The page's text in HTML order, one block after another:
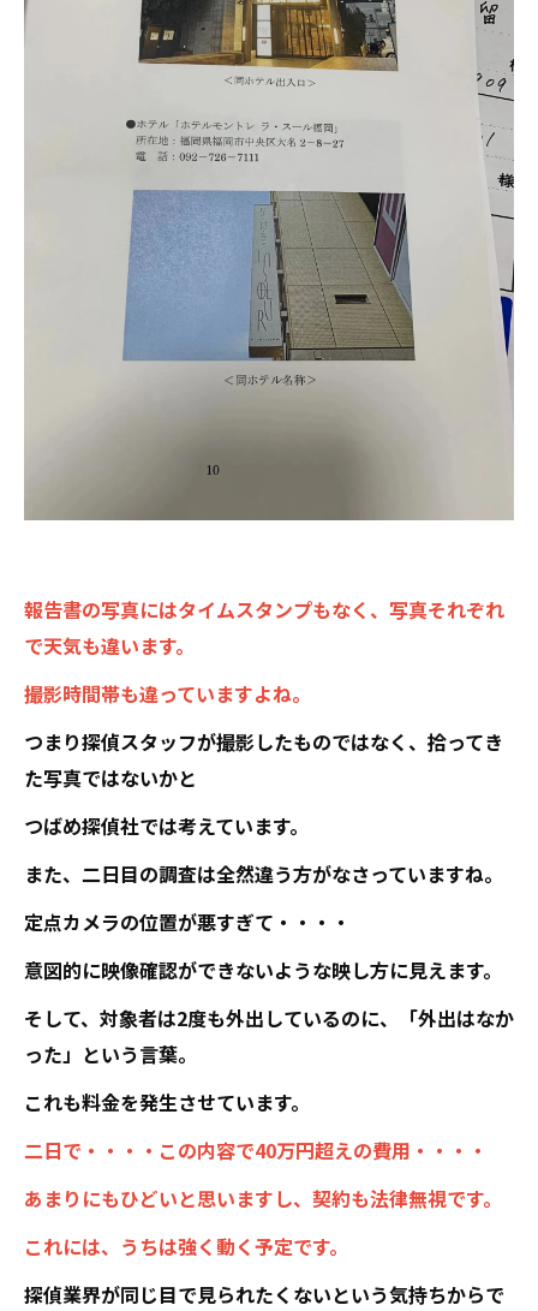
報告書の写真にはタイムスタンプもなく、写真それぞれ
で天気も違います。
撮影時間帯も違っていますよね。
つまり探偵スタッフが撮影したものではなく、拾ってき
た写真ではないかと
つばめ探偵社では考えています。
また、二日目の調査は全然違う方がなさっていますね。
定点カメラの位置が悪すぎて・・・・
意図的に映像確認ができないような映し方に見えます。
そして、対象者は2度も外出しているのに、「外出はなか
った」という言葉。
これも料金を発生させています。
二日で・・・・この内容で40万円超えの費用・・・・
あまりにもひどいと思いますし、契約も法律無視です。
これには、うちは強く動く予定です。
探偵業界が同じ目で見られたくないという気持ちからで